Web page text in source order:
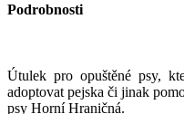
Podrobnosti
Útulek pro opuštěné psy,
adoptovat pejska či jinak
psy Horní Hraničná.